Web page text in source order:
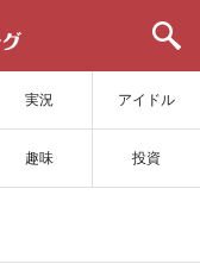
実況 アイドル
趣味 投資